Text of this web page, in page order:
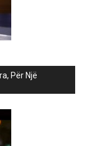
Për Një